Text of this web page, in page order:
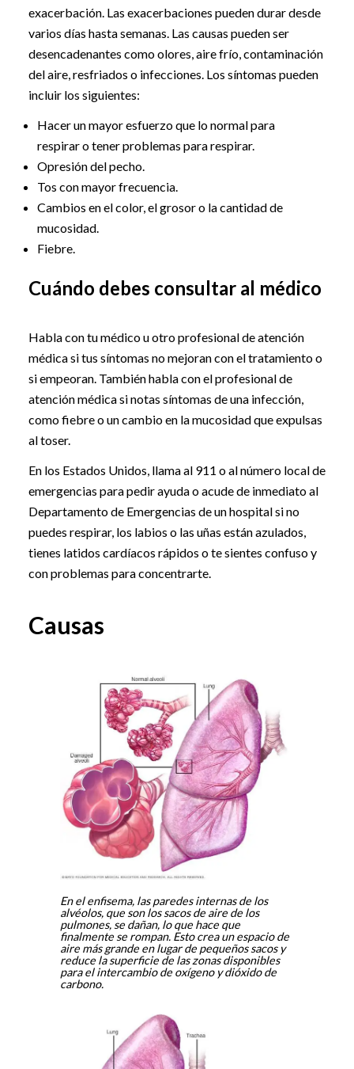
exacerbación. Las exacerbaciones pueden durar desde
varios días hasta semanas. Las causas pueden ser
desencadenantes como olores, aire frío, contaminación
del aire, resfriados o infecciones. Los síntomas pueden
incluir los siguientes:
Hacer un mayor esfuerzo que lo normal para
respirar o tener problemas para respirar.
Opresión del pecho.
Tos con mayor frecuencia.
Cambios en el color, el grosor o la cantidad de
mucosidad.
Fiebre.
Cuándo debes consultar al médico
Habla con tu médico u otro profesional de atención
médica si tus síntomas no mejoran con el tratamiento o
si empeoran. También habla con el profesional de
atención médica si notas síntomas de una infección,
como fiebre o un cambio en la mucosidad que expulsas
al toser.
En los Estados Unidos, llama al 911 o al número local de
emergencias para pedir ayuda o acude de inmediato al
Departamento de Emergencias de un hospital si no
puedes respirar, los labios o las uñas están azulados,
tienes latidos cardíacos rápidos o te sientes confuso y
con problemas para concentrarte.
Causas
En el enfisema, las paredes internas de los
alvéolos, que son los sacos de aire de los
pulmones, se dañan, lo que hace que
finalmente se rompan. Esto crea un espacio de
aire más grande en lugar de pequeños sacos y
reduce la superficie de las zonas disponibles
para el intercambio de oxígeno y dióxido de
carbono.